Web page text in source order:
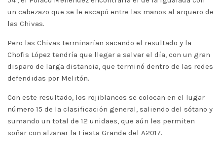
un cabezazo que se le escapó entre las manos al arquero de
las Chivas.
Pero las Chivas terminarían sacando el resultado y la
Chofis López tendría que llegar a salvar el día, con un gran
disparo de larga distancia, que terminó dentro de las redes
defendidas por Melitón.
Con este resultado, los rojiblancos se colocan en el lugar
número 15 de la clasificación general, saliendo del sótano y
sumando un total de 12 unidaes, que aún les permiten
soñar con alzanar la Fiesta Grande del A2017.